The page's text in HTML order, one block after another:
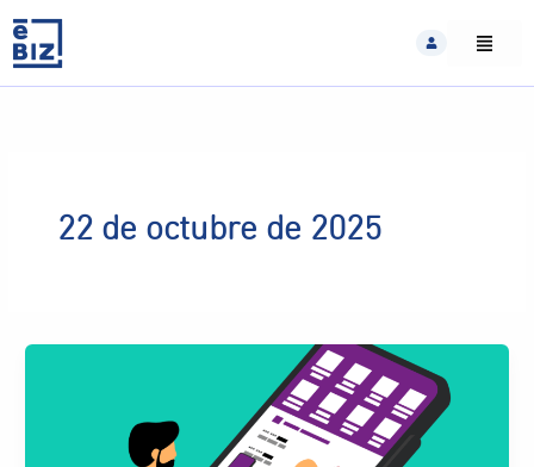
content
22 de octubre de 2025